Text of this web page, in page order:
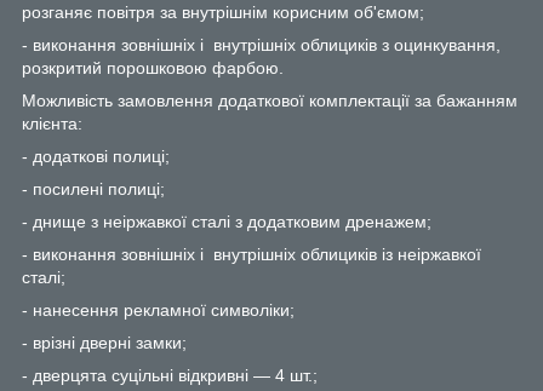
розганяє повітря за внутрішнім корисним об'ємом;
- виконання зовнішніх і внутрішніх облициків з оцинкування,
розкритий порошковою фарбою.
Можливість замовлення додаткової комплектації за бажанням
клієнта:
- додаткові полиці;
- посилені полиці;
- днище з неіржавкої сталі з додатковим дренажем;
- виконання зовнішніх і внутрішніх облициків із неіржавкої
сталі;
- нанесення рекламної символіки;
- врізні дверні замки;
- дверцята суцільні відкривні — 4 шт.;